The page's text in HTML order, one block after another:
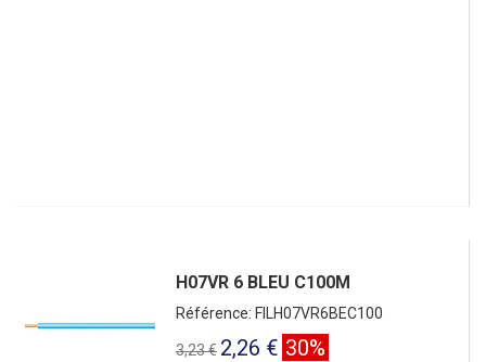
H07VR 6 BLEU C100M
Référence: FILH07VR6BEC100
3,23 € 2,26 € 30%